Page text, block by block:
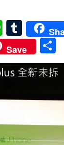
Li
n
e
T
u
m
bl
Save